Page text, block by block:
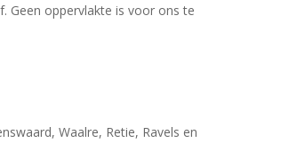
Geen oppervlakte is voor ons te
Waalre, Retie, Ravels en